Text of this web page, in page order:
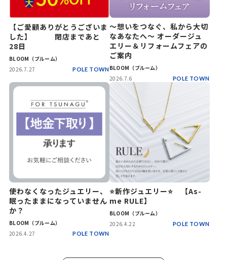
【ご愛顧ありがとうございま
した】 閉店まであと
28日
BLOOM（ブルーム）
2026.7.27
POLE TOWN
～想いをつなぐ、私から大切
なあなたへ～ オーダージュ
エリー＆リフォームフェアの
ご案内
BLOOM（ブルーム）
2026.7.6
POLE TOWN
使わなくなったジュエリー、
眠ったままになっていません
か？
BLOOM（ブルーム）
2026.4.27
POLE TOWN
⭐新作ジュエリー⭐ 【As-
me RULE】
BLOOM（ブルーム）
2026.4.22
POLE TOWN